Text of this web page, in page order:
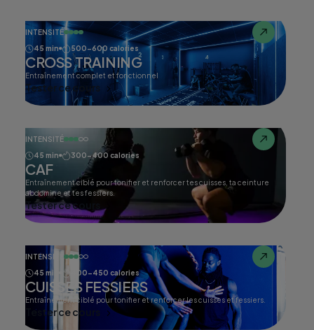
INTENSITÉ
45 min
500-600 calories
CROSS TRAINING
Entraînement complet et fonctionnel
Tester ce cours
INTENSITÉ
45 min
300-400 calories
CAF
Entraînement ciblé pour tonifier et renforcer tes cuisses, ta ceinture
abdomine et tes fessiers.
Tester ce cours
INTENSITÉ
45 min
400-450 calories
CUISSES FESSIERS
Entraînement ciblé pour tonifier et renforcer les cuisses et fessiers.
Tester ce cours